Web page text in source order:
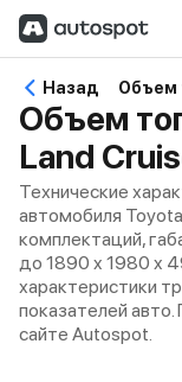
Назад
Объем
Land
Технические
автомобиля
комплектаций,
до 1890 x 1980 x
характеристики
показателей
сайте Autospot.